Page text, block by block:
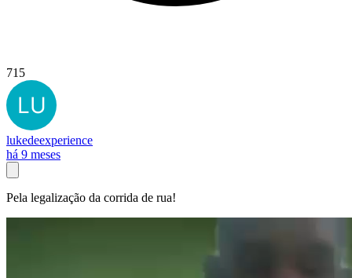
715
lukedeexperience
há 9 meses
Pela legalização da corrida de rua!